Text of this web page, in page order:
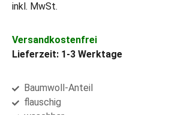
inkl. MwSt.
Versandkostenfrei
Lieferzeit: 1-3 Werktage
Baumwoll-Anteil
flauschig